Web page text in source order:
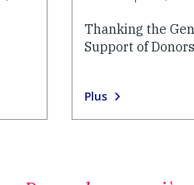
Thanking the
Support of Donors
Plus